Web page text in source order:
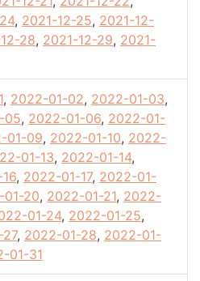
, 2021-12-25, 2021-12-
28, 2021-12-29, 2021-
, 2022-01-02, 2022-01-03,
05, 2022-01-06, 2022-01-
01-09, 2022-01-10, 2022-
01-13, 2022-01-14,
, 2022-01-17, 2022-01-
20, 2022-01-21, 2022-
01-24, 2022-01-25,
, 2022-01-28, 2022-01-
01-31